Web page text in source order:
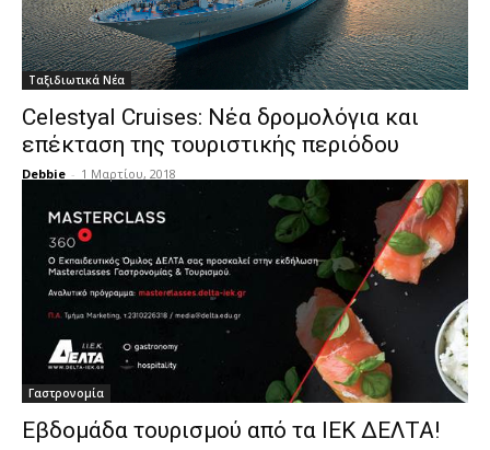
Ταξιδιωτικά Νέα
Celestyal Cruises: Νέα δρομολόγια και
επέκταση της τουριστικής περιόδου
Debbie - 1 Μαρτίου, 2018
Γαστρονομία
Εβδομάδα τουρισμού από τα ΙΕΚ ΔΕΛΤΑ!